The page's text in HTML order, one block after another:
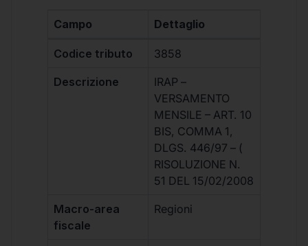
Campo Dettaglio
Codice tributo 3858
Descrizione
IRAP –
VERSAMENTO
MENSILE – ART. 10
BIS, COMMA 1,
DLGS. 446/97 – (
RISOLUZIONE N.
51 DEL 15/02/2008
Macro-area
fiscale
Regioni